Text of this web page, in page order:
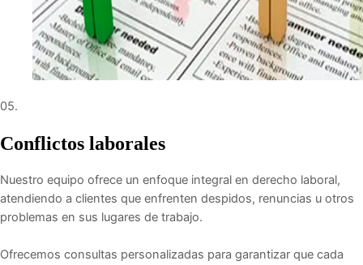
05.
Conflictos laborales
Nuestro equipo ofrece un enfoque integral en derecho laboral,
atendiendo a clientes que enfrenten despidos, renuncias u otros
problemas en sus lugares de trabajo.
Ofrecemos consultas personalizadas para garantizar que cada